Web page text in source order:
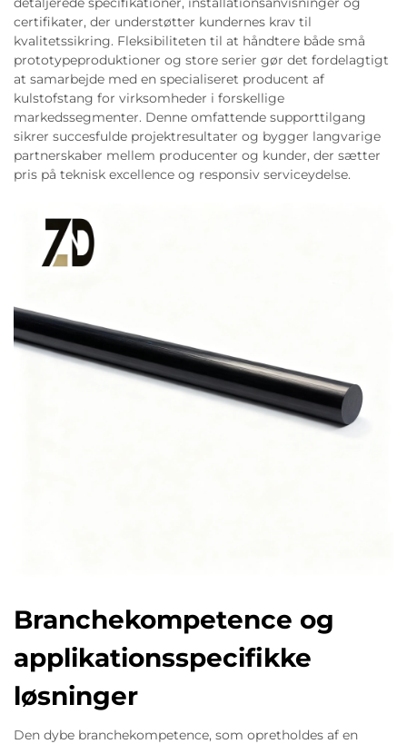
certifikater, der understøtter kundernes krav til
kvalitetssikring. Fleksibiliteten til at håndtere både små
prototypeproduktioner og store serier gør det fordelagtigt
at samarbejde med en specialiseret producent af
kulstofstang for virksomheder i forskellige
markedssegmenter. Denne omfattende supporttilgang
sikrer succesfulde projektresultater og bygger langvarige
partnerskaber mellem producenter og kunder, der sætter
pris på teknisk excellence og responsiv serviceydelse.
Branchekompetence og
applikationsspecifikke
løsninger
Den dybe branchekompetence, som opretholdes af en